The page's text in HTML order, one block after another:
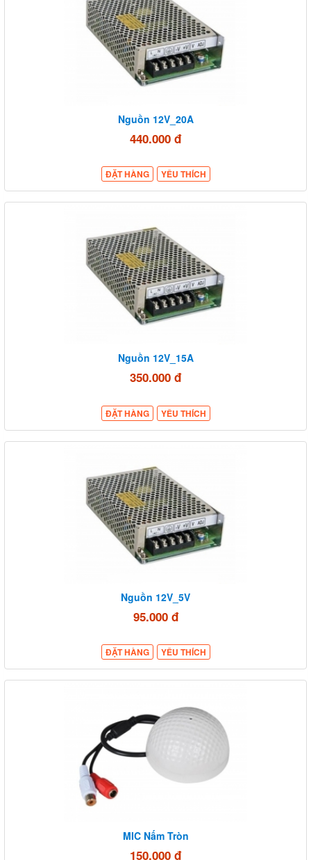
Nguồn 12V_20A
440.000 đ
ĐẶT HÀNG YÊU THÍCH
Nguồn 12V_15A
350.000 đ
ĐẶT HÀNG YÊU THÍCH
Nguồn 12V_5V
95.000 đ
ĐẶT HÀNG YÊU THÍCH
MIC Nấm Tròn
150.000 đ